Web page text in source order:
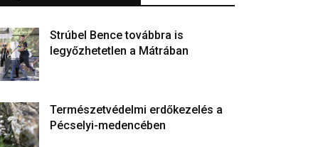
Strúbel Bence továbbra is
legyőzhetetlen a Mátrában
Természetvédelmi erdőkezelés a
Pécselyi-medencében